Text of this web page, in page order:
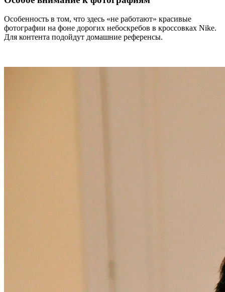
Особенность в том, что здесь «не работают» красивые
фотографии на фоне дорогих небоскребов в кроссовках Nike.
Для контента подойдут домашние референсы.